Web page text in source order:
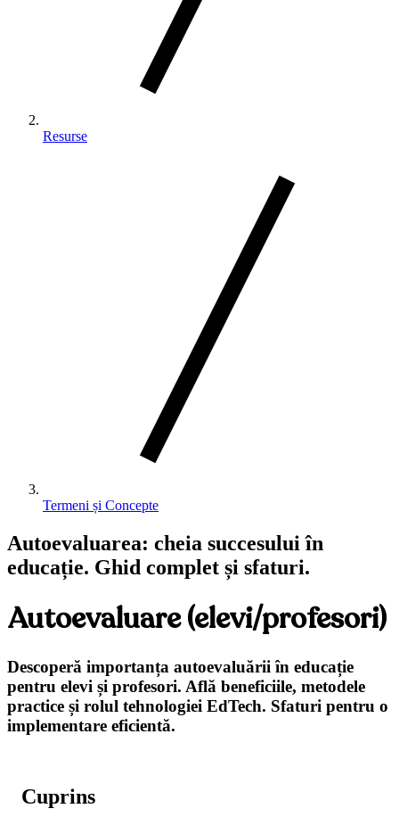
Resurse
Termeni și Concepte
Autoevaluarea: cheia succesului în
educație. Ghid complet și sfaturi.
Autoevaluare (elevi/profesori)
Descoperă importanța autoevaluării în educație
pentru elevi și profesori. Află beneficiile, metodele
practice și rolul tehnologiei EdTech. Sfaturi pentru o
implementare eficientă.
Cuprins